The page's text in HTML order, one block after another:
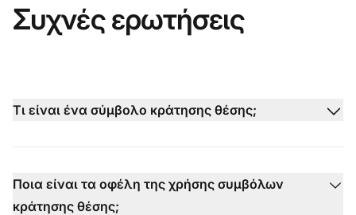
Συχνές ερωτήσεις
Τι είναι ένα σύμβολο κράτησης θέσης;
Ποια είναι τα οφέλη της χρήσης συμβόλων
κράτησης θέσης;